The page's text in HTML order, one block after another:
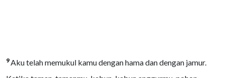
9Aku telah memukul kamu dengan hama dan dengan jamur.